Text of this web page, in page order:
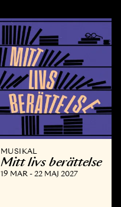
MUSIKAL
Mitt livs berättelse
19 MAR - 22 MAJ 2027